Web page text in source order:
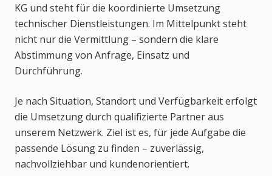
KG und steht für die koordinierte Umsetzung
technischer Dienstleistungen. Im Mittelpunkt steht
nicht nur die Vermittlung – sondern die klare
Abstimmung von Anfrage, Einsatz und
Durchführung.
Je nach Situation, Standort und Verfügbarkeit erfolgt
die Umsetzung durch qualifizierte Partner aus
unserem Netzwerk. Ziel ist es, für jede Aufgabe die
passende Lösung zu finden – zuverlässig,
nachvollziehbar und kundenorientiert.